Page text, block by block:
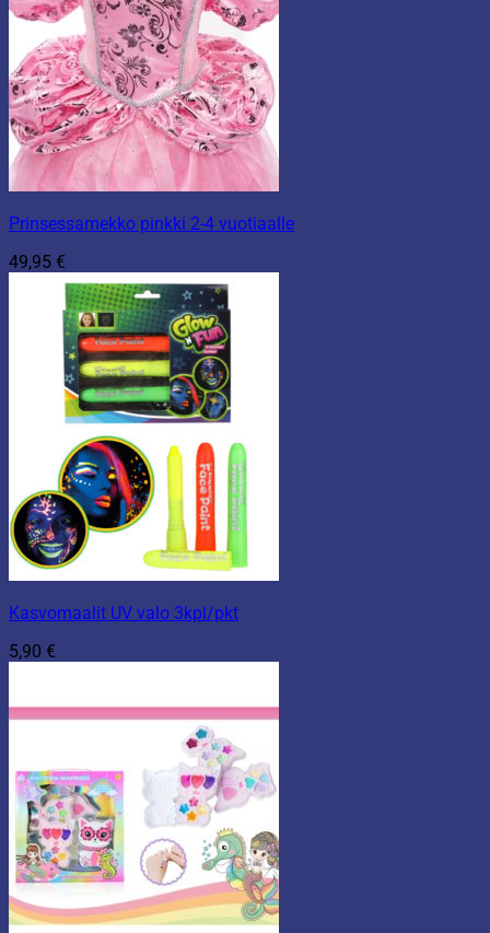
Prinsessamekko pinkki 2-4 vuotiaalle
49,95 €
Kasvomaalit UV valo 3kpl/pkt
5,90 €